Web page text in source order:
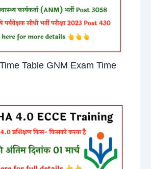
Table GNM Exam Time